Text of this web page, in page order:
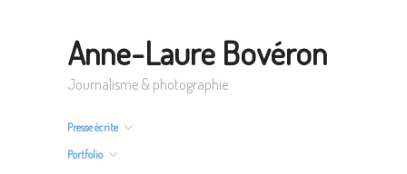
Anne-Laure Bovéron
Journalisme & photographie
Presse écrite
Portfolio